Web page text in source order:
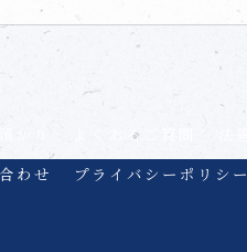
よくあるご質問
わせ プライバシーポリシー